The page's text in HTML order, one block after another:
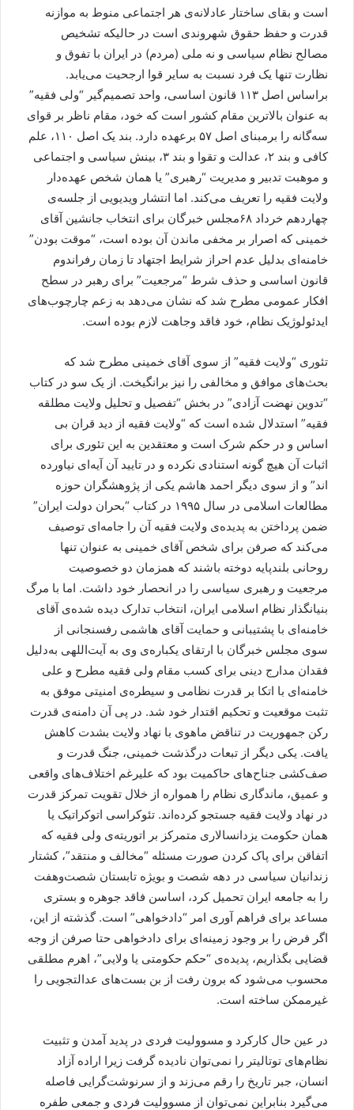
است و بقای ساختار عادلانه‌ی هر اجتماعی منوط به موازنه
قدرت و حفظ حقوق شهروندی است در حالیکه تشخیص
مصالح نظام سیاسی و نه ملی (مردم) در ایران با تفوق و
نظارت تنها یک فرد نسبت به سایر قوا ارجحیت می‌یابد.
براساس اصل ۱۱۳ قانون اساسی، واحد تصمیم‌گیر “ولی فقیه”
به عنوان بالاترین مقام کشور است که خود، مقام ناظر بر قوای
سه‌گانه را برمبنای اصل ۵۷ برعهده دارد. بند یک اصل ۱۱۰، علم
کافی و بند ۲، عدالت و تقوا و بند ۳، بینش سیاسی و اجتماعی
و موهبت تدبیر و مدیریت “رهبری” یا همان شخص عهده‌دار
ولایت فقیه را تعریف می‌کند. اما انتشار ویدیویی از جلسه‌ی
چهاردهم خرداد ۶۸مجلس خبرگان برای انتخاب جانشین آقای
خمینی که اصرار بر مخفی ماندن آن بوده است، “موقت بودن”
خامنه‌ای بدلیل عدم احراز شرایط اجتهاد تا زمان رفراندوم
قانون اساسی و حذف شرط “مرجعیت” برای رهبر در سطح
افکار عمومی مطرح شد که نشان می‌دهد به زعم چارچوب‌های
ایدئولوژیک نظام، خود فاقد وجاهت لازم بوده است.
تئوری “ولایت فقیه” از سوی آقای خمینی مطرح شد که
بحث‌های موافق و مخالفی را نیز برانگیخت. از یک سو در کتاب
“تدوین نهضت آزادی” در بخش “تفصیل و تحلیل ولایت مطلقه
فقیه” استدلال شده است که “ولایت فقیه از دید قران بی
اساس و در حکم شرک است و معتقدین به این تئوری برای
اثبات آن هیچ گونه استنادی نکرده و در تایید آن آیه‌ای نیاورده
اند” و از سوی دیگر احمد هاشم یکی از پژوهشگران حوزه
مطالعات اسلامی در سال ۱۹۹۵ در کتاب “بحران دولت ایران”
ضمن پرداختن به پدیده‌ی ولایت فقیه آن را جامه‌ای توصیف
می‌کند که صرفن برای شخص آقای خمینی به عنوان تنها
روحانی بلندپایه دوخته باشند که همزمان دو خصوصیت
مرجعیت و رهبری سیاسی را در انحصار خود داشت. اما با مرگ
بنیانگذار نظام اسلامی ایران، انتخاب تدارک دیده شده‌ی آقای
خامنه‌ای با پشتیبانی و حمایت آقای هاشمی رفسنجانی از
سوی مجلس خبرگان با ارتقای یکباره‌ی وی به آیت‌اللهی به‌دلیل
فقدان مدارج دینی برای کسب مقام ولی فقیه مطرح و علی
خامنه‌ای با اتکا بر قدرت نظامی و سیطره‌ی امنیتی موفق به
تثبت موقعیت و تحکیم اقتدار خود شد. در پی آن دامنه‌ی قدرت
رکن جمهوریت در تناقض ماهوی با نهاد ولایت بشدت کاهش
یافت. یکی دیگر از تبعات درگذشت خمینی، جنگ قدرت و
صف‌کشی جناح‌های حاکمیت بود که علیرغم اختلاف‌های واقعی
و عمیق، ماندگاری نظام را همواره از خلال تقویت تمرکز قدرت
در نهاد ولایت فقیه جستجو کرده‌اند. تئوکراسی اتوکراتیک یا
همان حکومت یزدانسالاری متمرکز بر اتوریته‌ی ولی فقیه که
اتفاقن برای پاک کردن صورت مسئله “مخالف و منتقد”، کشتار
زندانیان سیاسی در دهه شصت و بویژه تابستان شصت‌وهفت
را به جامعه ایران تحمیل کرد، اساسن فاقد جوهره و بستری
مساعد برای فراهم آوری امر “دادخواهی” است. گذشته از این،
اگر فرض را بر وجود زمینه‌ای برای دادخواهی حتا صرفن از وجه
قضایی بگذاریم، پدیده‌ی “حکم حکومتی یا ولایی”، اهرم مطلقی
محسوب می‌شود که برون رفت از بن بست‌های عدالتجویی را
غیرممکن ساخته است.
در عین حال کارکرد و مسوولیت فردی در پدید آمدن و تثبیت
نظام‌های توتالیتر را نمی‌توان نادیده گرفت زیرا اراده آزاد
انسان، جبر تاریخ را رقم می‌زند و از سرنوشت‌گرایی فاصله
می‌گیرد بنابراین نمی‌توان از مسوولیت فردی و جمعی طفره